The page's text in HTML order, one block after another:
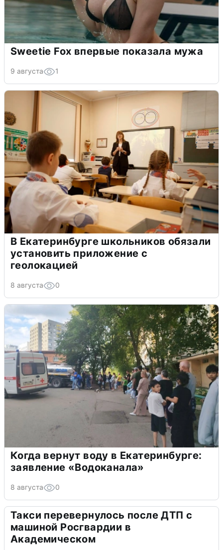
Sweetie Fox впервые показала мужа
9 августа 1
В Екатеринбурге школьников обязали
установить приложение с
геолокацией
8 августа 0
Когда вернут воду в Екатеринбурге:
заявление «Водоканала»
8 августа 0
Такси перевернулось после ДТП с
машиной Росгвардии в
Академическом